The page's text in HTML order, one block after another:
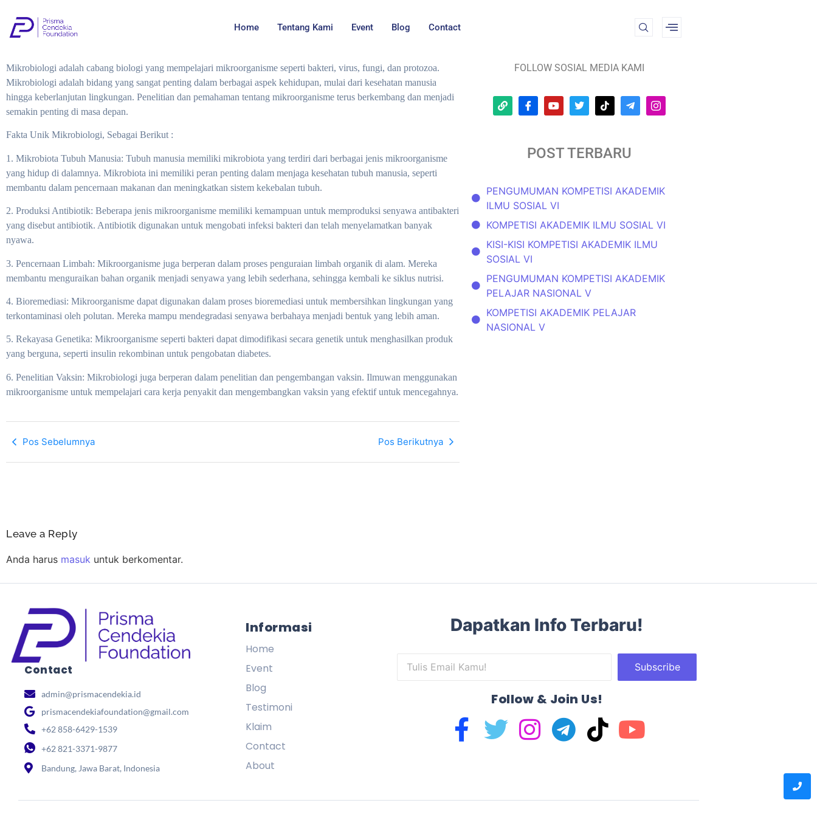
Home Tentang Kami Event Blog Contact
Mikrobiologi adalah cabang biologi yang mempelajari mikroorganisme seperti bakteri, virus, fungi, dan protozoa.
Mikrobiologi adalah bidang yang sangat penting dalam berbagai aspek kehidupan, mulai dari kesehatan manusia
hingga keberlanjutan lingkungan. Penelitian dan pemahaman tentang mikroorganisme terus berkembang dan menjadi
semakin penting di masa depan.
Fakta Unik Mikrobiologi, Sebagai Berikut :
1. Mikrobiota Tubuh Manusia: Tubuh manusia memiliki mikrobiota yang terdiri dari berbagai jenis mikroorganisme
yang hidup di dalamnya. Mikrobiota ini memiliki peran penting dalam menjaga kesehatan tubuh manusia, seperti
membantu dalam pencernaan makanan dan meningkatkan sistem kekebalan tubuh.
2. Produksi Antibiotik: Beberapa jenis mikroorganisme memiliki kemampuan untuk memproduksi senyawa antibakteri
yang disebut antibiotik. Antibiotik digunakan untuk mengobati infeksi bakteri dan telah menyelamatkan banyak
nyawa.
3. Pencernaan Limbah: Mikroorganisme juga berperan dalam proses penguraian limbah organik di alam. Mereka
membantu menguraikan bahan organik menjadi senyawa yang lebih sederhana, sehingga kembali ke siklus nutrisi.
4. Bioremediasi: Mikroorganisme dapat digunakan dalam proses bioremediasi untuk membersihkan lingkungan yang
terkontaminasi oleh polutan. Mereka mampu mendegradasi senyawa berbahaya menjadi bentuk yang lebih aman.
5. Rekayasa Genetika: Mikroorganisme seperti bakteri dapat dimodifikasi secara genetik untuk menghasilkan produk
yang berguna, seperti insulin rekombinan untuk pengobatan diabetes.
6. Penelitian Vaksin: Mikrobiologi juga berperan dalam penelitian dan pengembangan vaksin. Ilmuwan menggunakan
mikroorganisme untuk mempelajari cara kerja penyakit dan mengembangkan vaksin yang efektif untuk mencegahnya.
Pos Sebelumnya Pos Berikutnya
Leave a Reply
Anda harus masuk untuk berkomentar.
FOLLOW SOSIAL MEDIA KAMI
POST TERBARU
PENGUMUMAN KOMPETISI AKADEMIK
ILMU SOSIAL VI
KOMPETISI AKADEMIK ILMU SOSIAL VI
KISI-KISI KOMPETISI AKADEMIK ILMU
SOSIAL VI
PENGUMUMAN KOMPETISI AKADEMIK
PELAJAR NASIONAL V
KOMPETISI AKADEMIK PELAJAR
NASIONAL V
Contact
admin@prismacendekia.id
prismacendekiafoundation@gmail.com
+62 858-6429-1539
+62 821-3371-9877
Bandung, Jawa Barat, Indonesia
Informasi
Home
Event
Blog
Testimoni
Klaim
Contact
About
Dapatkan Info Terbaru!
Subscribe
Follow & Join Us!